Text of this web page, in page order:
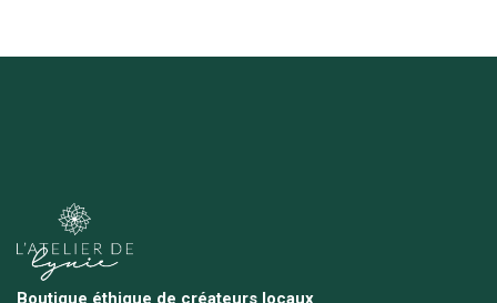
Boutique éthique de créateurs locaux